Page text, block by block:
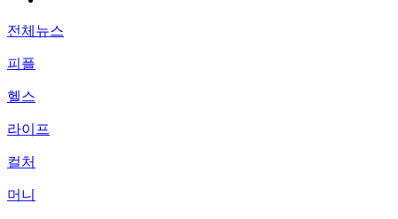
전체뉴스
피플
헬스
라이프
컬처
머니